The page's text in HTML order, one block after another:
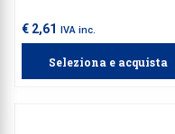
allungamento ed elevata
€ 2,61 IVA inc.
Seleziona e acquista